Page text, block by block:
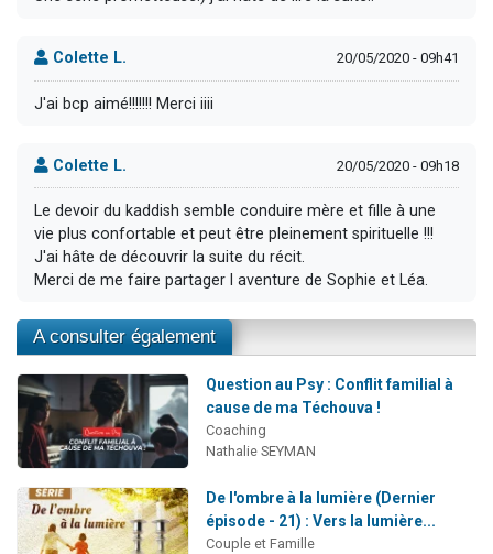
Colette L. 20/05/2020 - 09h41
J'ai bcp aimé!!!!!!! Merci iiii
Colette L. 20/05/2020 - 09h18
Le devoir du kaddish semble conduire mère et fille à une
vie plus confortable et peut être pleinement spirituelle !!!
J'ai hâte de découvrir la suite du récit.
Merci de me faire partager l aventure de Sophie et Léa.
A consulter également
Question au Psy : Conflit familial à
cause de ma Téchouva !
Coaching
Nathalie SEYMAN
De l'ombre à la lumière (Dernier
épisode - 21) : Vers la lumière...
Couple et Famille